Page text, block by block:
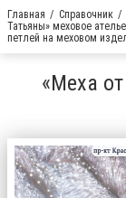
Главная Справочник
Татьяны» меховое
петлей на меховом
«Меха